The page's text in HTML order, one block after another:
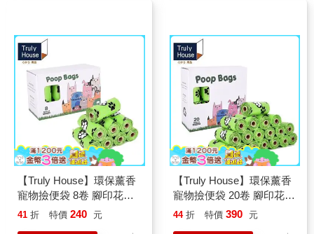
【Truly House】環保薰香
寵物撿便袋 8卷 腳印花紋
可降解手提垃圾袋 撿屎袋
41 折 特價 240 元
【Truly House】環保薰香
寵物撿便袋 20卷 腳印花紋
可降解手提垃圾袋 撿屎袋
44 折 特價 390 元